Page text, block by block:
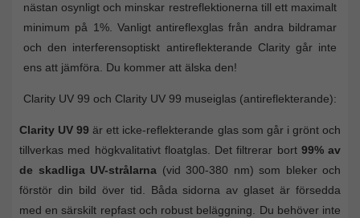
nästan osynligt och minskar restreflektionerna till ett maximalt
minimum på 1%. Vanligt antireflexglas från andra bildramar
och den interferensoptiskt antireflekterande Clarity går inte
ens att jämföra. Du kommer att älska den!
Clarity UV 99 och Clarity UV 99 museiglas (antireflekterande):
Clarity UV 99 är ett icke-reflekterande glas som går i grönt och
tillverkas med högkvalitativt floatglas. Det filtrerar bort 99% av
de skadliga UV-strålarna (vid 300-380 nm) som bleker och
förstör din bild över tid. Båda sidorna av glaset är försedda
med en särskilt repfast och robust beläggning. Du behöver inte